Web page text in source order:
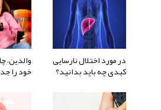
در مورد اختلال نارسایی
کبدی چه باید بدانید؟
والدین،
خود را